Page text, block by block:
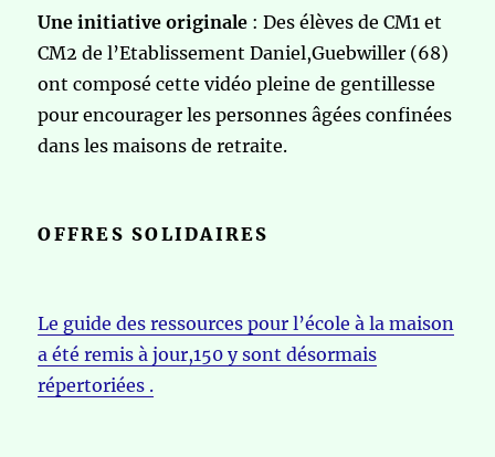
Une initiative originale : Des élèves de CM1 et
CM2 de l’Etablissement Daniel,Guebwiller (68)
ont composé cette vidéo pleine de gentillesse
pour encourager les personnes âgées confinées
dans les maisons de retraite.
OFFRES SOLIDAIRES
Le guide des ressources pour l’école à la maison
a été remis à jour,150 y sont désormais
répertoriées .